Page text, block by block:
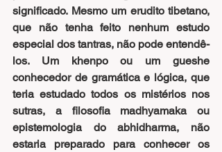
significado. Mesmo um erudito tibetano,
que não tenha feito nenhum estudo
especial dos tantras, não pode entendê-
los. Um khenpo ou um gueshe
conhecedor de gramática e lógica, que
teria estudado todos os mistérios nos
sutras, a filosofia madhyamaka ou
epistemologia do abhidharma, não
estaria preparado para conhecer os